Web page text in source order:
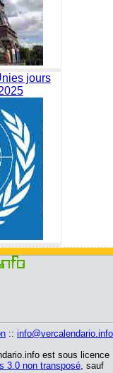
jours
:: info@vercalendario.info
est sous licence
3.0 non transposé, sauf